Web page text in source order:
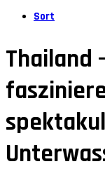
Sort
Thailand